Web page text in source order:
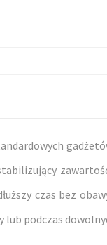
czas bez
lub podczas